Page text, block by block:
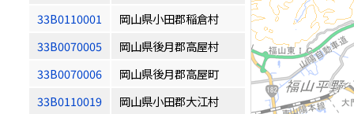
33B0110001
岡山県小田郡稲倉村
33B0070005
岡山県後月郡高屋村
33B0070006
岡山県後月郡高屋町
33B0110019
岡山県小田郡大江村